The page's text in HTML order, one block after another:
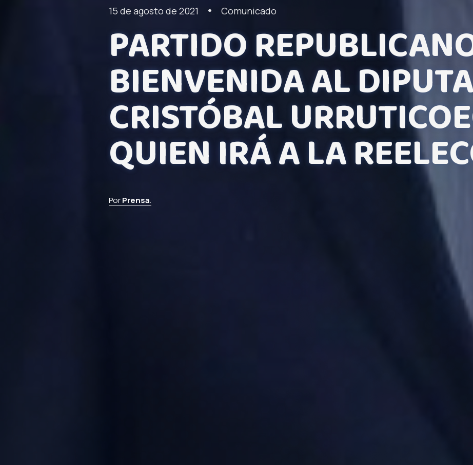
15 de agosto de 2021 • Comunicado
PARTIDO
BIENVENIDA AL
CRISTÓBAL
QUIEN IRÁ A LA
PorPrensa.